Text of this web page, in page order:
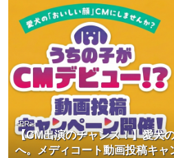
【CM出演のチャンス！】愛犬
へ。メディコート動画投稿キャ
<PR>